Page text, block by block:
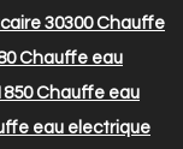
30300Chauffe
Chauffe eau
Chauffe eau
eau electrique